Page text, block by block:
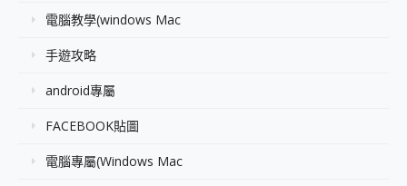
電腦教學(windows Mac
手遊攻略
android專屬
FACEBOOK貼圖
電腦專屬(Windows Mac